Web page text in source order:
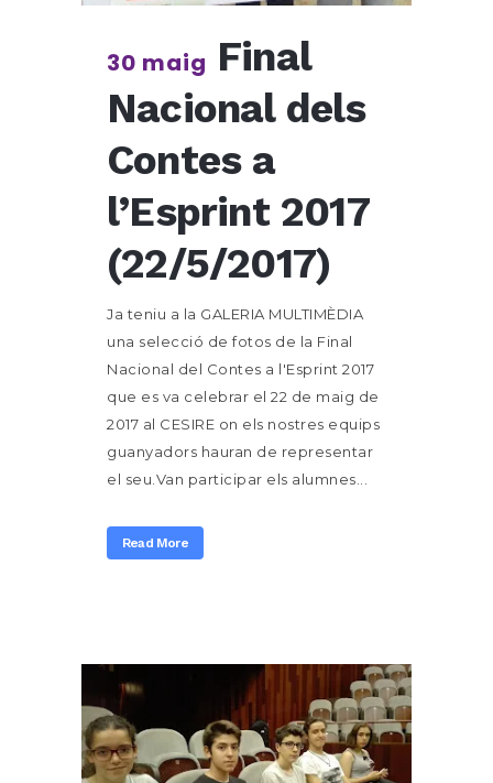
30 maig Final
Nacional dels
Contes a
l’Esprint 2017
(22/5/2017)
Ja teniu a la GALERIA MULTIMÈDIA
una selecció de fotos de la Final
Nacional del Contes a l'Esprint 2017
que es va celebrar el 22 de maig de
2017 al CESIRE on els nostres equips
guanyadors hauran de representar
el seu.Van participar els alumnes...
Read More